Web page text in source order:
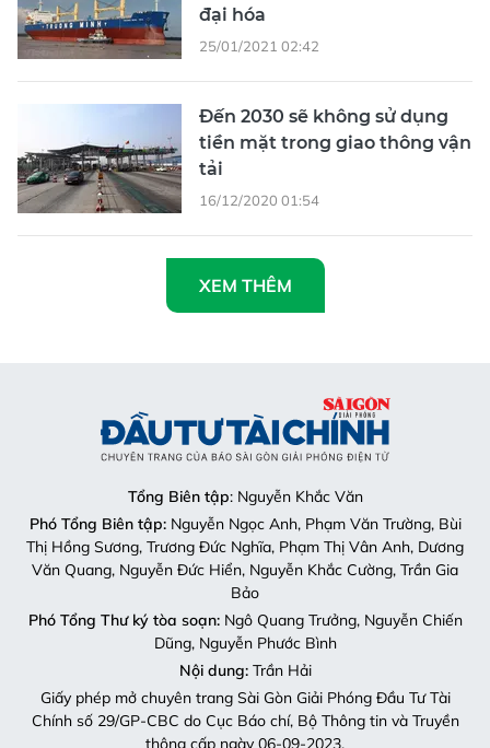
đại hóa
25/01/2021 02:42
Đến 2030 sẽ không sử dụng
tiền mặt trong giao thông vận
tải
16/12/2020 01:54
XEM THÊM
Tổng Biên tập: Nguyễn Khắc Văn
Phó Tổng Biên tập:Nguyễn Ngọc Anh, Phạm Văn Trường, Bùi
Thị Hồng Sương, Trương Đức Nghĩa, Phạm Thị Vân Anh, Dương
Văn Quang, Nguyễn Đức Hiển, Nguyễn Khắc Cường, Trần Gia
Bảo
Phó Tổng Thư ký tòa soạn:Ngô Quang Trưởng, Nguyễn Chiến
Dũng, Nguyễn Phước Bình
Nội dung:Trần Hải
Giấy phép mở chuyên trang Sài Gòn Giải Phóng Đầu Tư Tài
Chính số 29/GP-CBC do Cục Báo chí, Bộ Thông tin và Truyền
thông cấp ngày 06-09-2023.